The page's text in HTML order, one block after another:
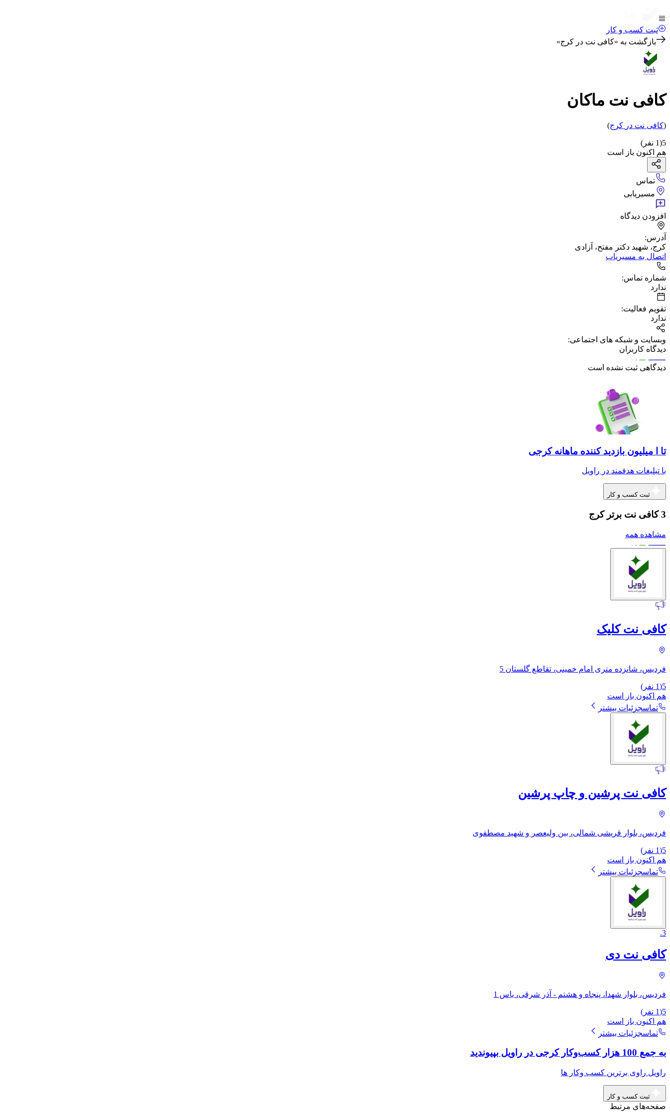
ثبت کسب و کار
بازگشت به «کافی نت در کرج»
کافی نت ماکان
(کافی نت در کرج)
5
(
1 نفر)
هم اکنون باز است
تماس
مسیریابی
افزودن دیدگاه
آدرس:
کرج، شهید دکتر مفتح، آزادی
اتصال به مسیریاب
شماره تماس:
ندارد
تقویم فعالیت:
ندارد
وبسایت و شبکه های اجتماعی:
دیدگاه کاربران
دیدگاهی ثبت نشده است
تا ا میلیون بازدید کننده ماهانه کرجی
با تبلیغات هدفمند در راویل
ثبت کسب و کار
3 کافی نت برتر کرج
مشاهده همه
کافی نت کلیک
فردیس، شانزده متری امام خمینی، تقاطع گلستان 5
5
(
1 نفر)
هم اکنون باز است
تماسجزئیات بیشتر
کافی نت پرشین و چاپ پرشین
فردیس، بلوار قریشی شمالی، بین ولیعصر و شهید مصطفوی
5
(
1 نفر)
هم اکنون باز است
تماسجزئیات بیشتر
3
.
کافی نت دی
فردیس، بلوار شهدا، پنجاه و هشتم - آذر شرقی، یاس 1
5
(
1 نفر)
هم اکنون باز است
تماسجزئیات بیشتر
به جمع 100 هزار کسب‌وکار کرجی در راویل بپیوندید
راویل راوی برترین کسب وکار ها
ثبت کسب و کار
صفحه‌های مرتبط